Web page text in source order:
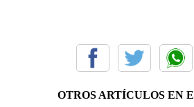
OTROS ARTÍCULOS EN